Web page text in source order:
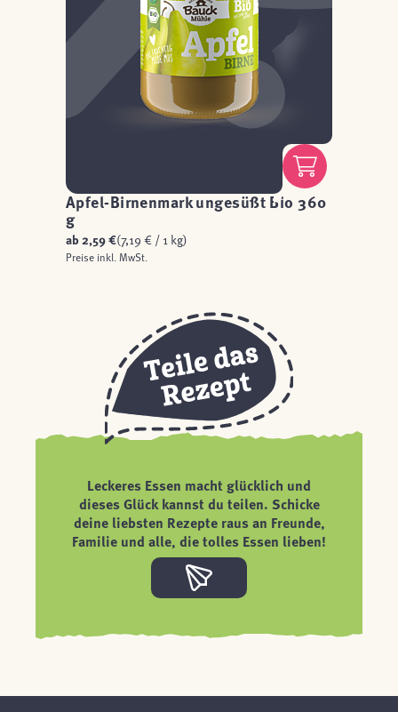
Apfel-Birnenmark ungesüßt Bio 360
g
ab 2,59 €(7,19 € / 1 kg)
Preise inkl. MwSt.
Leckeres Essen macht glücklich und
dieses Glück kannst du teilen. Schicke
deine liebsten Rezepte raus an Freunde,
Familie und alle, die tolles Essen lieben!